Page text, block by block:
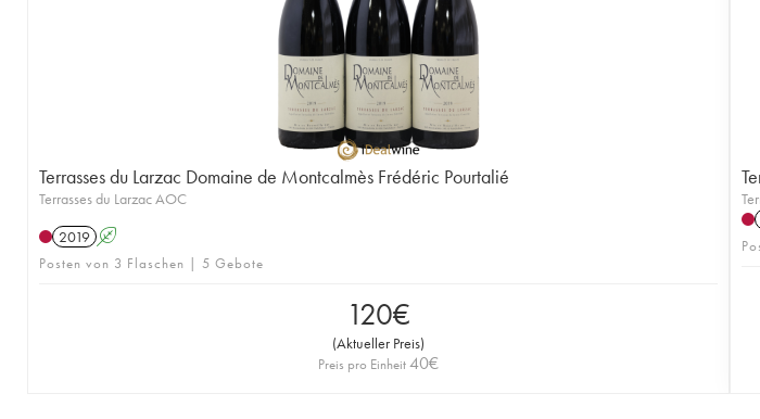
Terrasses du Larzac Domaine de Montcalmès Frédéric Pourtalié
Terrasses du Larzac AOC
2019 A
Posten von 3 Flaschen | 5 Gebote
120€
(Aktueller Preis)
Preis pro Einheit40€